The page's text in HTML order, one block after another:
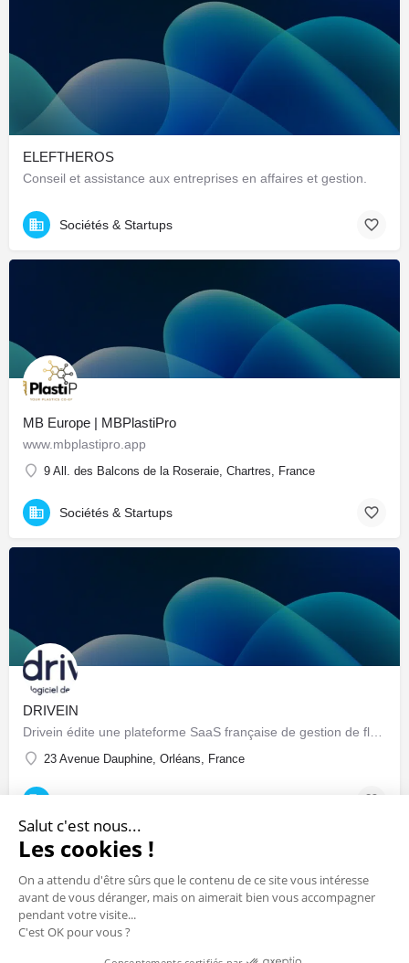
ELEFTHEROS
Conseil et assistance aux entreprises en affaires et gestion.
Sociétés & Startups
MB Europe | MBPlastiPro
www.mbplastipro.app
9 All. des Balcons de la Roseraie, Chartres, France
Sociétés & Startups
DRIVEIN
23 Avenue Dauphine, Orléans, France
Salut c'est nous...
Les cookies !
On a attendu d'être sûrs que le contenu de ce site vous intéresse
avant de vous déranger, mais on aimerait bien vous accompagner
pendant votre visite...
C'est OK pour vous ?